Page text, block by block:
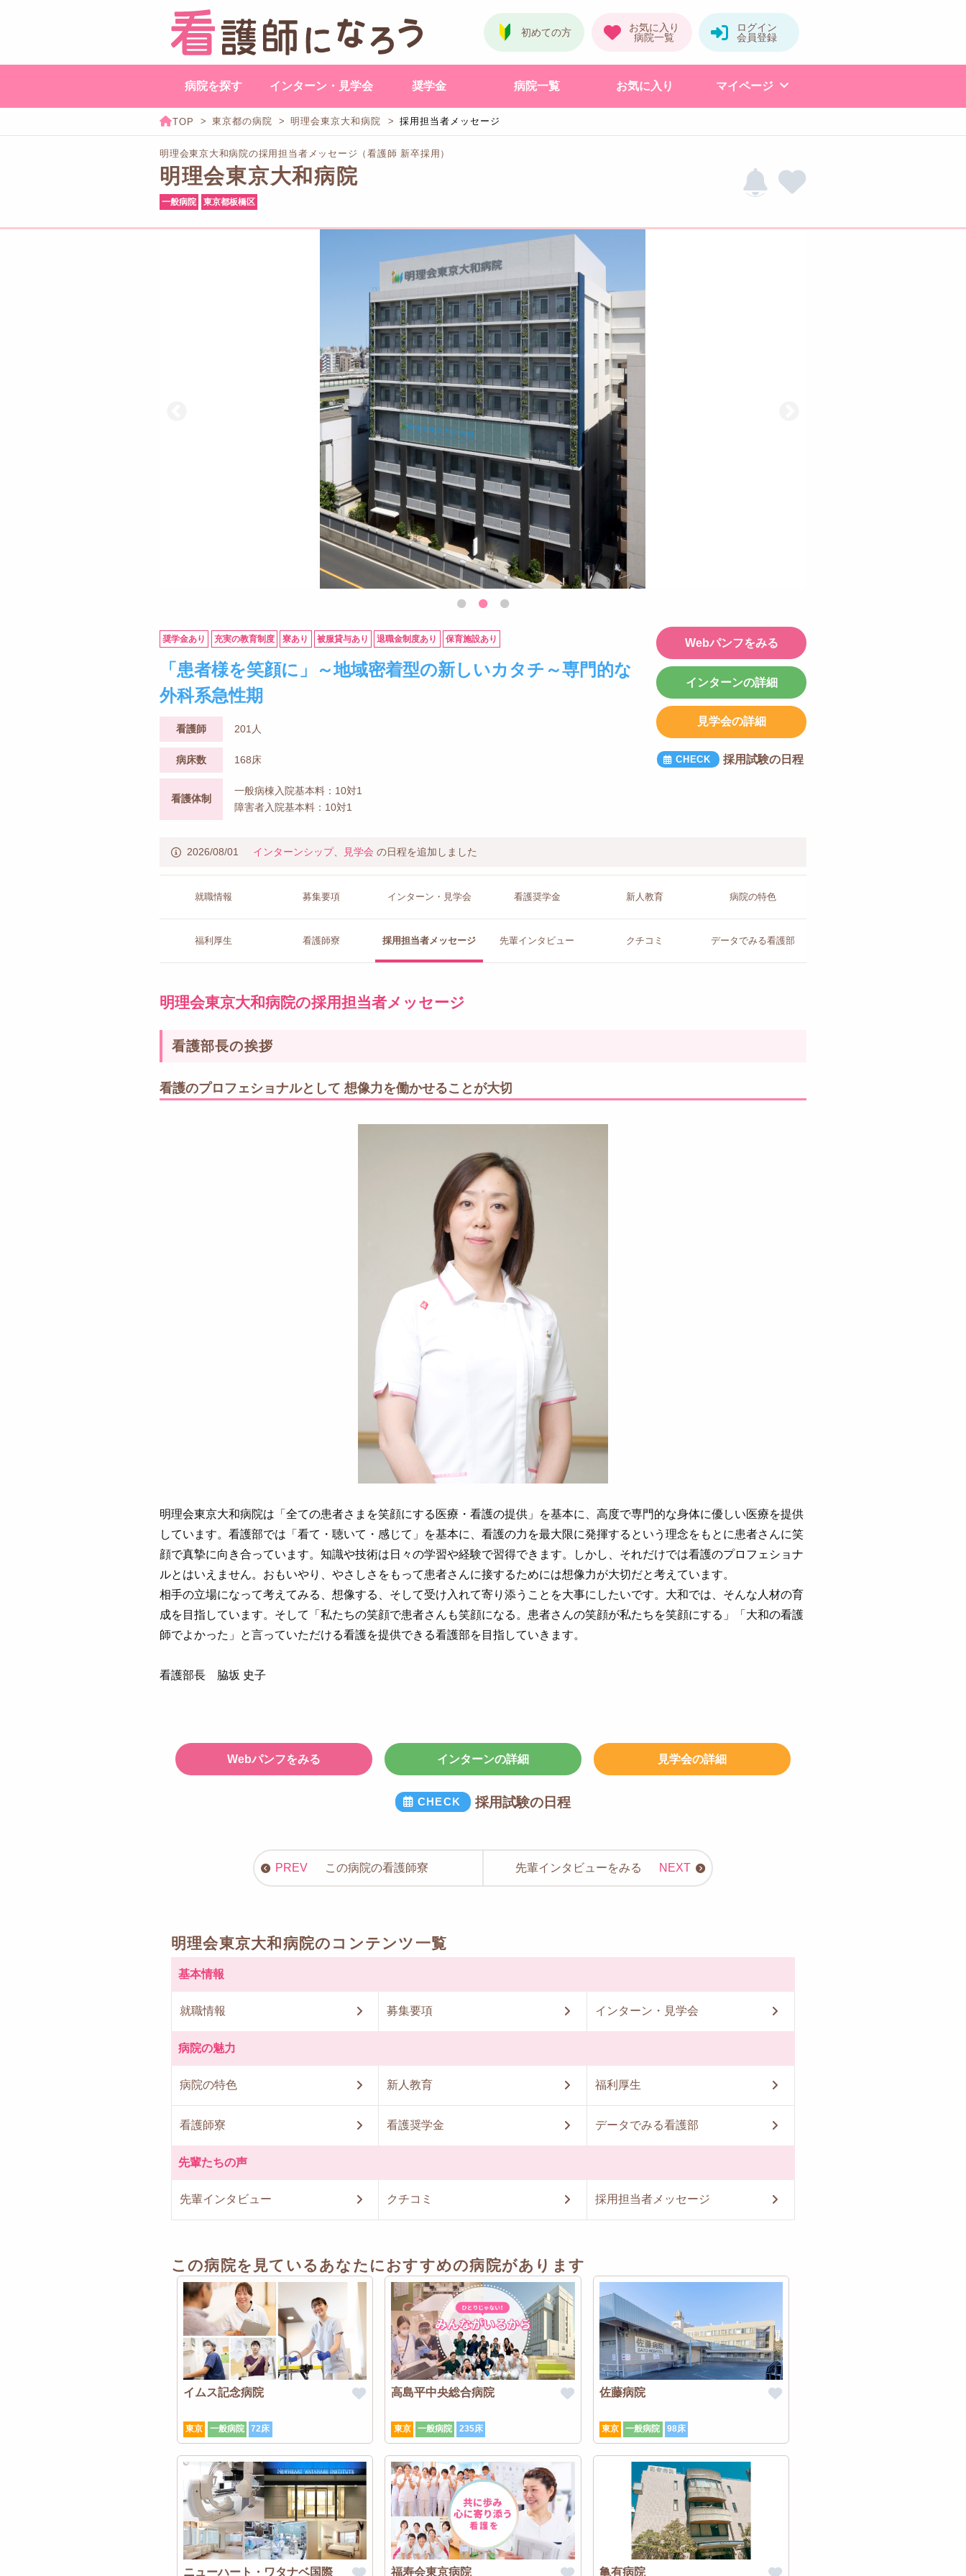
病院を探す インターン・見学会 奨学金 病院一覧 お気に入り マイページ
東京都の病院 明理会東京大和病院 採用担当者メッセージ
明理会東京大和病院の採用担当者メッセージ（看護師 新卒採用）
明理会東京大和病院
一般病院 東京都板橋区
奨学金あり 充実の教育制度 寮あり 被服貸与あり 退職金制度あり 保育施設あり
「患者様を笑顔に」～地域密着型の新しいカタチ～専門的な
外科系急性期
看護師 201人
病床数 168床
看護体制
一般病棟入院基本料：10対1
障害者入院基本料：10対1
Webパンフをみる
インターンの詳細
見学会の詳細
採用試験の日程
2026/08/01 インターンシップ、 見学会 の日程を追加しました
就職情報 募集要項 インターン ・見学会 看護奨学金 新人教育 病院の特色
福利厚生 看護師寮 採用担当者メッセージ 先輩イン タビュー クチコミ データでみる看護部
明理会東京大和病院の採用担当者メッセージ
看護部長の挨拶
看護のプロフェショナルとして 想像力を働かせることが大切
明理会東京大和病院は「全ての患者さまを笑顔にする医療・看護の提供」を基本に、高度で専門的な身体に優しい医療を提供
しています。看護部では「看て・聴いて・感じて」を基本に、看護の力を最大限に発揮するという理念をもとに患者さんに笑
顔で真摯に向き合っています。知識や技術は日々の学習や経験で習得できます。しかし、それだけでは看護のプロフェショナ
ルとはいえません。おもいやり、やさしさをもって患者さんに接するためには想像力が大切だと考えています。
相手の立場になって考えてみる、想像する、そして受け入れて寄り添うことを大事にしたいです。大和では、そんな人材の育
成を目指しています。そして「私たちの笑顔で患者さんも笑顔になる。患者さんの笑顔が私たちを笑顔にする」「大和の看護
師でよかった」と言っていただける看護を提供できる看護部を目指していきます。
看護部長 脇坂 史子
Webパンフをみる インターンの詳細 見学会の詳細
採用試験の日程
この病院の看護師寮 先輩インタビューをみる
明理会東京大和病院のコンテンツ一覧
基本情報
就職情報 募集要項 インターン・見学会
病院の魅力
病院の特色 新人教育 福利厚生
看護師寮 看護奨学金 データでみる看護部
先輩たちの声
先輩インタビュー クチコミ 採用担当者メッセージ
この病院を見ているあなたにおすすめの病院があります
イムス記念病院
東京 一般病院 72床
高島平中央総合病院
東京 一般病院 235床
佐藤病院
東京 一般病院 98床
ニューハート・ワタナベ国際 福寿会東京病院 亀有病院